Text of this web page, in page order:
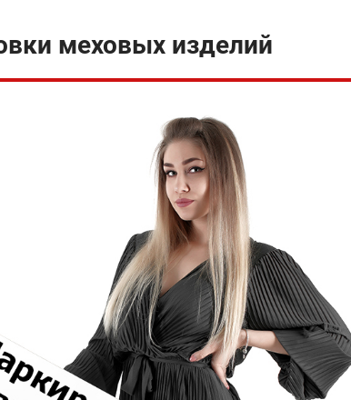
меховых изделий